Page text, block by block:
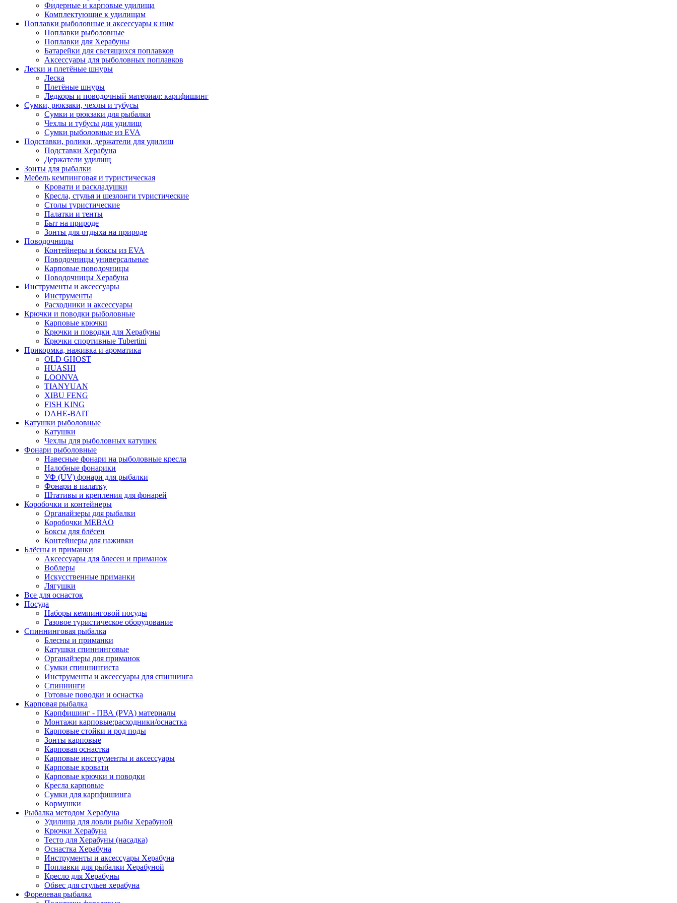
Фидерные и карповые удилища
Комплектующие к удилищам
Поплавки рыболовные и аксессуары к ним
Поплавки рыболовные
Поплавки для Херабуны
Батарейки для светящихся поплавков
Аксессуары для рыболовных поплавков
Лески и плетёные шнуры
Леска
Плетёные шнуры
Ледкоры и поводочный материал: карпфишинг
Сумки, рюкзаки, чехлы и тубусы
Сумки и рюкзаки для рыбалки
Чехлы и тубусы для удилищ
Сумки рыболовные из EVA
Подставки, ролики, держатели для удилищ
Подставки Херабуна
Держатели удилищ
Зонты для рыбалки
Мебель кемпинговая и туристическая
Кровати и раскладушки
Кресла, стулья и шезлонги туристические
Столы туристические
Палатки и тенты
Быт на природе
Зонты для отдыха на природе
Поводочницы
Контейнеры и боксы из EVA
Поводочницы универсальные
Карповые поводочницы
Поводочницы Херабуна
Инструменты и аксессуары
Инструменты
Расходники и аксессуары
Крючки и поводки рыболовные
Карповые крючки
Крючки и поводки для Херабуны
Крючки спортивные Tubertini
Прикормка, наживка и ароматика
OLD GHOST
HUASHI
LOONVA
TIANYUAN
XIBU FENG
FISH KING
DAHE-BAIT
Катушки рыболовные
Катушки
Чехлы для рыболовных катушек
Фонари рыболовные
Навесные фонари на рыболовные кресла
Налобные фонарики
УФ (UV) фонари для рыбалки
Фонари в палатку
Штативы и крепления для фонарей
Коробочки и контейнеры
Органайзеры для рыбалки
Коробочки MEBAO
Боксы для блёсен
Контейнеры для наживки
Блёсны и приманки
Аксессуары для блесен и приманок
Воблеры
Искусственные приманки
Лягушки
Все для оснасток
Посуда
Наборы кемпинговой посуды
Газовое туристическое оборудование
Спиннинговая рыбалка
Блесны и приманки
Катушки спиннинговые
Органайзеры для приманок
Сумки спиннингиста
Инструменты и аксессуары для спиннинга
Спиннинги
Готовые поводки и оснастка
Карповая рыбалка
Карпфишинг - ПВА (PVA) материалы
Монтажи карповые:расходники/оснастка
Карповые стойки и род поды
Зонты карповые
Карповая оснастка
Карповые инструменты и аксессуары
Карповые кровати
Карповые крючки и поводки
Кресла карповые
Сумки для карпфишинга
Кормушки
Рыбалка методом Херабуна
Удилища для ловли рыбы Херабуной
Крючки Херабуна
Тесто для Херабуны (насадка)
Оснастка Херабуна
Инструменты и аксессуары Херабуна
Поплавки для рыбалки Херабуной
Кресло для Херабуны
Обвес для стульев херабуна
Форелевая рыбалка